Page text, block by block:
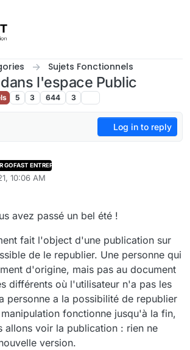
Sujets Fonctionnels
l'espace Public
5 3 644 3
Log in to reply
GOFAST ENTREPRISE
10:06 AM
avez passé un bel été !
fait l'object d'une publication sur
de le republier. Une personne qui
d'origine, mais pas au document
différents où l'utilisateur n'a pas les
personne a la possibilité de republier
fonctionne jusqu'à la fin,
allons voir la publication : rien ne
version.